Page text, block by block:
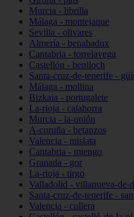
Murcia - librilla
Málaga - montejaque
Sevilla - olivares
Almería - benahadux
Cantabria - torrelavega
Castellón - benlloch
Santa-cruz-de-tenerife -
Málaga - mollina
Bizkaia - portugalete
La-rioja - calahorra
Murcia - la-unión
A-coruña - betanzos
Valencia - mislata
Cantabria - miengo
Granada - gor
La-rioja - tirgo
Valladolid - villanueva-de-
Santa-cruz-de-tenerife -
Valencia - cullera